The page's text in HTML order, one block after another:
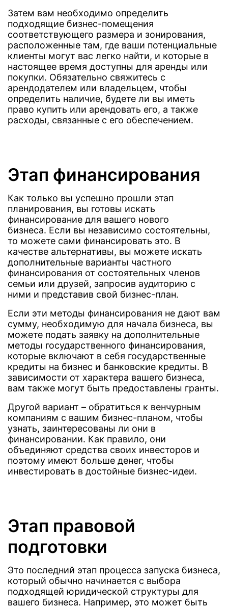
Затем вам необходимо определить
подходящие бизнес-помещения
соответствующего размера и зонирования,
расположенные там, где ваши потенциальные
клиенты могут вас легко найти, и которые в
настоящее время доступны для аренды или
покупки. Обязательно свяжитесь с
арендодателем или владельцем, чтобы
определить наличие, будете ли вы иметь
право купить или арендовать его, а также
расходы, связанные с его обеспечением.
Этап финансирования
Как только вы успешно прошли этап
планирования, вы готовы искать
финансирование для вашего нового
бизнеса. Если вы независимо состоятельны,
то можете сами финансировать это. В
качестве альтернативы, вы можете искать
дополнительные варианты частного
финансирования от состоятельных членов
семьи или друзей, запросив аудиторию с
ними и представив свой бизнес-план.
Если эти методы финансирования не дают вам
сумму, необходимую для начала бизнеса, вы
можете подать заявку на дополнительные
методы государственного финансирования,
которые включают в себя государственные
кредиты на бизнес и банковские кредиты. В
зависимости от характера вашего бизнеса,
вам также могут быть предоставлены гранты.
Другой вариант – обратиться к венчурным
компаниям с вашим бизнес-планом, чтобы
узнать, заинтересованы ли они в
финансировании. Как правило, они
объединяют средства своих инвесторов и
поэтому имеют больше денег, чтобы
инвестировать в достойные бизнес-идеи.
Этап правовой
подготовки
Это последний этап процесса запуска бизнеса,
который обычно начинается с выбора
подходящей юридической структуры для
вашего бизнеса. Например, это может быть